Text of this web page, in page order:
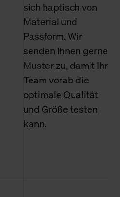
sich haptisch von
Material und
Passform. Wir
senden Ihnen gerne
Muster zu, damit Ihr
Team vorab die
optimale Qualität
und Größe testen
kann.